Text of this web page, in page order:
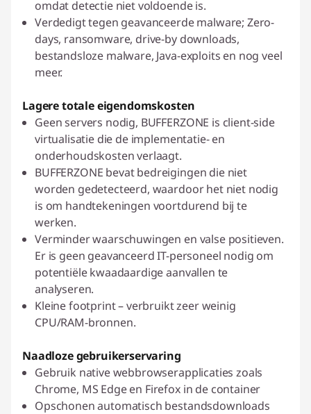
omdat detectie niet voldoende is.
Verdedigt tegen geavanceerde malware; Zero-
days, ransomware, drive-by downloads,
bestandsloze malware, Java-exploits en nog veel
meer.
Lagere totale eigendomskosten
Geen servers nodig, BUFFERZONE is client-side
virtualisatie die de implementatie- en
onderhoudskosten verlaagt.
BUFFERZONE bevat bedreigingen die niet
worden gedetecteerd, waardoor het niet nodig
is om handtekeningen voortdurend bij te
werken.
Verminder waarschuwingen en valse positieven.
Er is geen geavanceerd IT-personeel nodig om
potentiële kwaadaardige aanvallen te
analyseren.
Kleine footprint – verbruikt zeer weinig
CPU/RAM-bronnen.
Naadloze gebruikerservaring
Gebruik native webbrowserapplicaties zoals
Chrome, MS Edge en Firefox in de container
Opschonen automatisch bestandsdownloads